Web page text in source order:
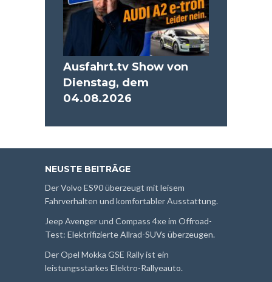
Ausfahrt.tv Show von
Dienstag, dem
04.08.2026
NEUSTE BEITRÄGE
Der Volvo ES90 überzeugt mit leisem
Fahrverhalten und komfortabler Ausstattung.
Jeep Avenger und Compass 4xe im Offroad-
Test: Elektrifizierte Allrad-SUVs überzeugen.
Der Opel Mokka GSE Rally ist ein
leistungsstarkes Elektro-Rallyeauto.